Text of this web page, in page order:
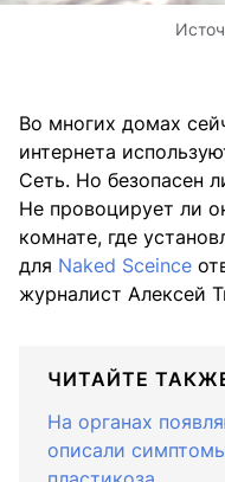
Во многих домах
интернета
Сеть. Но безопасен
Не провоцирует ли
комнате, где
для Naked Sceince
журналист Алексей
ЧИТАЙТЕ
На органах
описали